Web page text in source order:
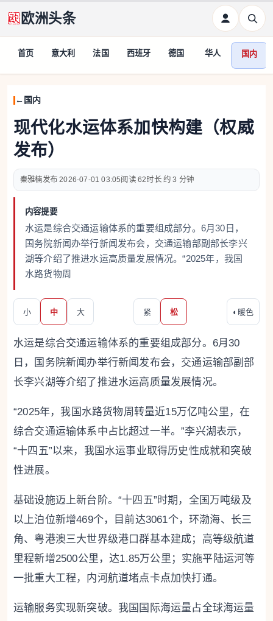
欧洲头条
首页 意大利 法国 西班牙 德国 华人 国内
国内
现代化水运体系加快构建（权威
发布）
秦雅楠 2026-07-01 03:05 62 约 3 分钟
内容提要
水运是综合交通运输体系的重要组成部分。6月30日，
国务院新闻办举行新闻发布会，交通运输部副部长李兴
湖等介绍了推进水运高质量发展情况。“2025年，我国
水路货物周
小 中 大 紧 松 ◐ 暖色
水运是综合交通运输体系的重要组成部分。6月30
日，国务院新闻办举行新闻发布会，交通运输部副部
长李兴湖等介绍了推进水运高质量发展情况。
“2025年，我国水路货物周转量近15万亿吨公里，在
综合交通运输体系中占比超过一半。”李兴湖表示，
“十四五”以来，我国水运事业取得历史性成就和突破
性进展。
基础设施迈上新台阶。“十四五”时期，全国万吨级及
以上泊位新增469个，目前达3061个，环渤海、长三
角、粤港澳三大世界级港口群基本建成；高等级航道
里程新增2500公里，达1.85万公里；实施平陆运河等
一批重大工程，内河航道堵点卡点加快打通。
运输服务实现新突破。我国国际海运量占全球海运量